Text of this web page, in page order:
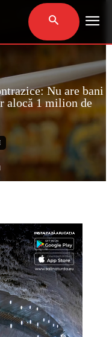
Nu are bani
alocă 1 milion de